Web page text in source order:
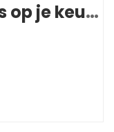
Promotiepakket ‘Trots op je keurmerk’